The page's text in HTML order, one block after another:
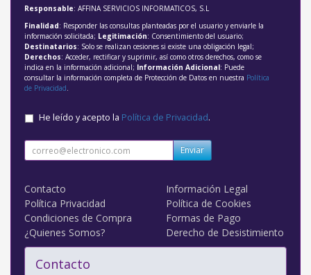
Responsable: AFFINA SERVICIOS INFORMATICOS, S.L
Finalidad: Responder las consultas planteadas por el usuario y enviarle la
información solicitada; Legitimación: Consentimiento del usuario;
Destinatarios: Solo se realizan cesiones si existe una obligación legal;
Derechos: Acceder, rectificar y suprimir, así como otros derechos, como se
indica en la información adicional; Información Adicional: Puede
consultar la información completa de Protección de Datos en nuestra Política
de Privacidad.
He leído y acepto la Política de Privacidad.
Enviar
Contacto
Información Legal
Política Privacidad
Política de Cookies
Condiciones de Compra
Formas de Pago
¿Quienes Somos?
Derecho de Desistimiento
Contacto